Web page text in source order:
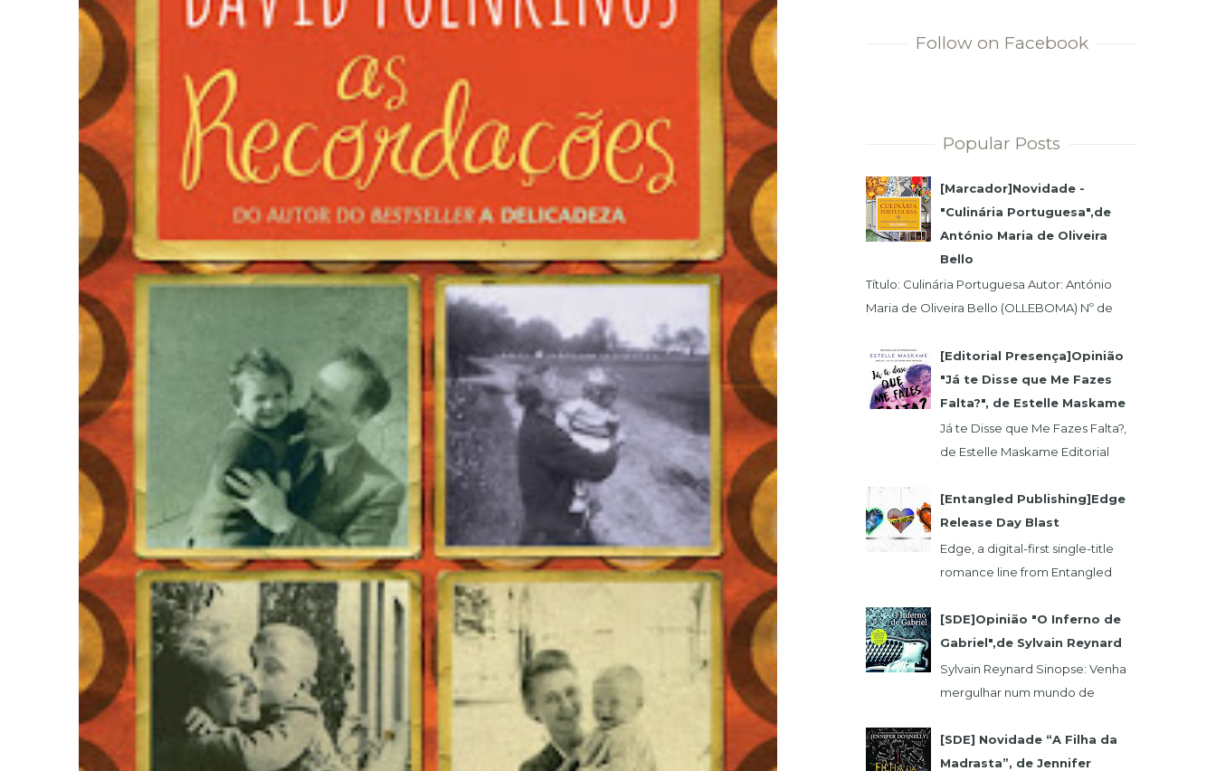
Follow on Facebook
Popular Posts
[Marcador]Novidade -
"Culinária Portuguesa",de
António Maria de Oliveira
Bello
Título: Culinária Portuguesa Autor: António
Maria de Oliveira Bello (OLLEBOMA) Nº de
[Editorial Presença]Opinião
"Já te Disse que Me Fazes
Falta?", de Estelle Maskame
Já te Disse que Me Fazes Falta?,
de Estelle Maskame Editorial
Uma última oportunidade para o
amor. P...
[Entangled Publishing]Edge
Release Day Blast
Edge, a digital-first single-title
romance line from Entangled
popular Select imprint but gives
its...
[SDE]Opinião "O Inferno de
Gabriel",de Sylvain Reynard
Sylvain Reynard Sinopse: Venha
mergulhar num mundo de
sem limites....
[SDE] Novidade “A Filha da
Madrasta”, de Jennifer